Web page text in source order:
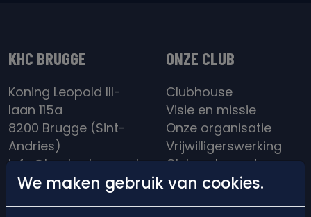
KHC BRUGGE
Koning Leopold III-
laan 115a
8200 Brugge (Sint-
Andries)
info@hockeybrugge.be
Clubhuis: +32 50 39
ONZE CLUB
Clubhouse
Visie en missie
Onze organisatie
Vrijwilligerswerking
Clubreglement
Een rijke historiek
We maken gebruik van cookies.